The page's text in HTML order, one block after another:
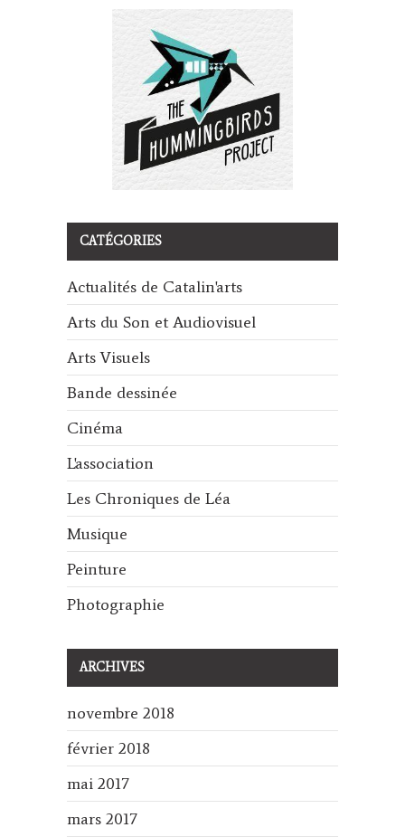
CATÉGORIES
Actualités de Catalin'arts
Arts du Son et Audiovisuel
Arts Visuels
Bande dessinée
Cinéma
L'association
Les Chroniques de Léa
Musique
Peinture
Photographie
ARCHIVES
novembre 2018
février 2018
mai 2017
mars 2017